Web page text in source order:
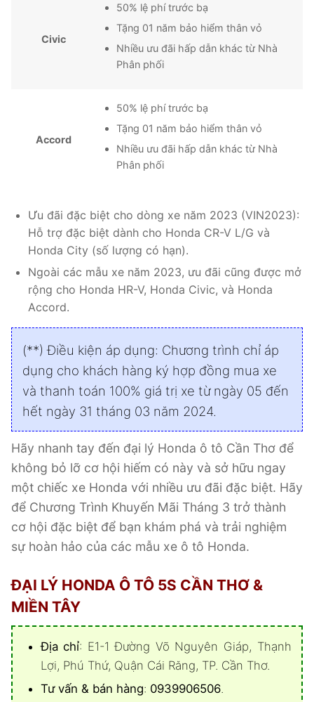
Civic
50% lệ phí trước bạ
Tặng 01 năm bảo hiểm thân vỏ
Nhiều ưu đãi hấp dẫn khác từ Nhà
Phân phối
Accord
50% lệ phí trước bạ
Tặng 01 năm bảo hiểm thân vỏ
Nhiều ưu đãi hấp dẫn khác từ Nhà
Phân phối
Ưu đãi đặc biệt cho dòng xe năm 2023 (VIN2023):
Hỗ trợ đặc biệt dành cho Honda CR-V L/G và
Honda City (số lượng có hạn).
Ngoài các mẫu xe năm 2023, ưu đãi cũng được mở
rộng cho Honda HR-V, Honda Civic, và Honda
Accord.
(**) Điều kiện áp dụng: Chương trình chỉ áp
dụng cho khách hàng ký hợp đồng mua xe
và thanh toán 100% giá trị xe từ ngày 05 đến
hết ngày 31 tháng 03 năm 2024.
Hãy nhanh tay đến đại lý Honda ô tô Cần Thơ để
không bỏ lỡ cơ hội hiếm có này và sở hữu ngay
một chiếc xe Honda với nhiều ưu đãi đặc biệt. Hãy
để Chương Trình Khuyến Mãi Tháng 3 trở thành
cơ hội đặc biệt để bạn khám phá và trải nghiệm
sự hoàn hảo của các mẫu xe ô tô Honda.
ĐẠI LÝ HONDA Ô TÔ 5S CẦN THƠ &
MIỀN TÂY
Địa chỉ: E1-1 Đường Võ Nguyên Giáp, Thạnh
Lợi, Phú Thứ, Quận Cái Răng, TP. Cần Thơ.
Tư vấn & bán hàng: 0939906506.